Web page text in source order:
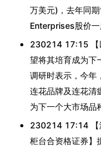
万美元)，去年同
Enterprises股价一
230214 17:15 【
望将其培育成为下
调研时表示，今年
连花品牌及连花清
为下一个大市场品
230214 17:14 【
柜台合资格证券】